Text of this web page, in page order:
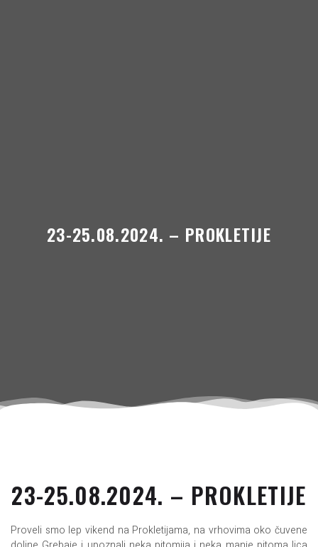
23-25.08.2024. – PROKLETIJE
23-25.08.2024. – PROKLETIJE
Proveli smo lep vikend na Prokletijama, na vrhovima oko čuvene